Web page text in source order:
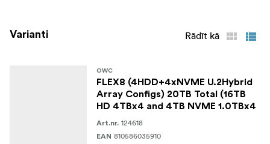
Varianti Rādīt kā
OWC
FLEX8 (4HDD+4xNVME U.2Hybrid
Array Configs) 20TB Total (16TB
HD 4TBx4 and 4TB NVME 1.0TBx4
Art.nr. 124618
EAN 810586035910